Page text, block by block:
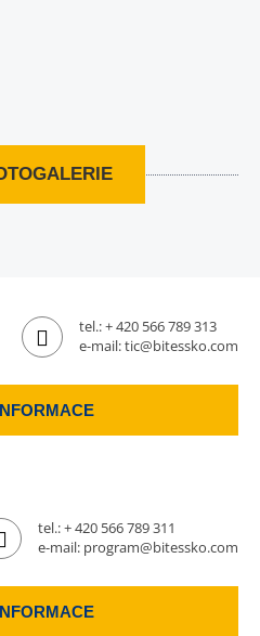
tel.:+ 420 566 789 313
e-mail:tic@bitessko.com
tel.:+ 420 566 789 311
e-mail: program@bitessko.com